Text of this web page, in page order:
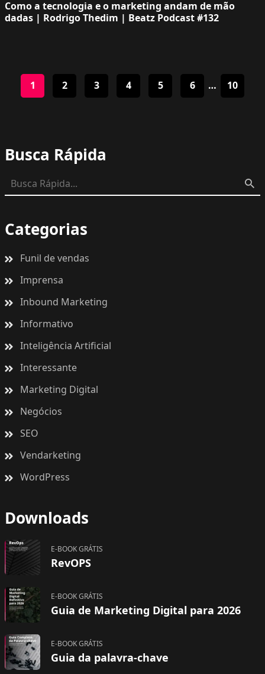
Como a tecnologia e o marketing andam de mão
dadas | Rodrigo Thedim | Beatz Podcast #132
1 2 3 4 5 6 … 10
Busca Rápida
Categorias
Funil de vendas
Imprensa
Inbound Marketing
Informativo
Inteligência Artificial
Interessante
Marketing Digital
Negócios
SEO
Vendarketing
WordPress
Downloads
E-BOOK GRÁTIS
RevOPS
E-BOOK GRÁTIS
Guia de Marketing Digital para 2026
E-BOOK GRÁTIS
Guia da palavra-chave